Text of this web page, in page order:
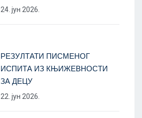
24. јун 2026.
РЕЗУЛТАТИ ПИСМЕНОГ
ИСПИТА ИЗ КЊИЖЕВНОСТИ
ЗА ДЕЦУ
22. јун 2026.